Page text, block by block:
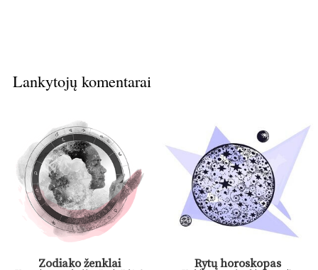
Lankytojų komentarai
Zodiako ženklai Rytų horoskopas